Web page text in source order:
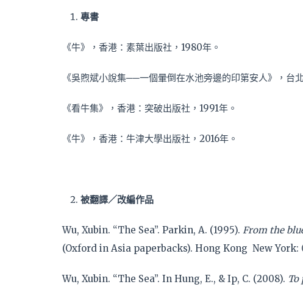
專書
《牛》，香港：素葉出版社，1980年。
《吳煦斌小說集──一個暈倒在水池旁邊的印第安人》，台
《看牛集》，香港：突破出版社，1991年。
《牛》，香港：牛津大學出版社，2016年。
被翻譯／改編作品
Wu, Xubin. “The Sea”. Parkin, A. (1995). From the
(Oxford in Asia paperbacks). Hong Kong New York:
Wu, Xubin. “The Sea”. In Hung, E., & Ip, C. (2008). To